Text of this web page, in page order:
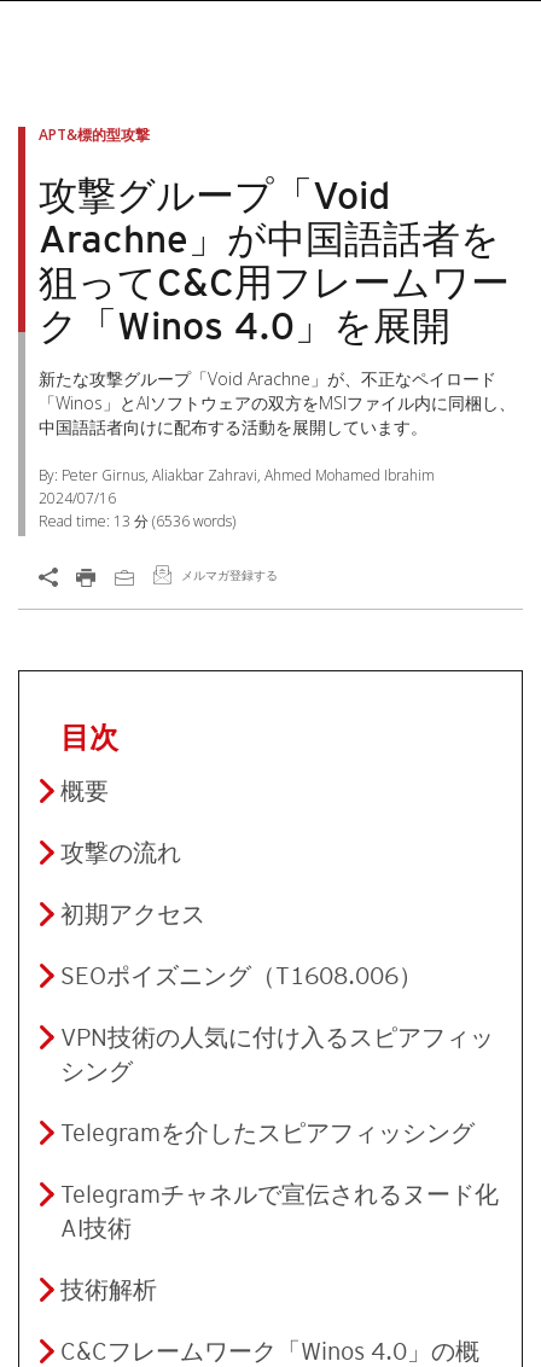
APT&標的型攻撃
攻撃グループ「Void
Arachne」が中国語話者を
狙ってC&C用フレームワー
ク「Winos 4.0」を展開
新たな攻撃グループ「Void Arachne」が、不正なペイロード
「Winos」とAIソフトウェアの双方をMSIファイル内に同梱し、
中国語話者向けに配布する活動を展開しています。
By: Peter Girnus, Aliakbar Zahravi, Ahmed Mohamed Ibrahim
2024/07/16
Read time: 13 分(6536words)
メルマガ登録する
目次
概要
攻撃の流れ
初期アクセス
SEOポイズニング（T1608.006）
VPN技術の人気に付け入るスピアフィッ
シング
Telegramを介したスピアフィッシング
Telegramチャネルで宣伝されるヌード化
AI技術
技術解析
C&Cフレームワーク「Winos 4.0」の概